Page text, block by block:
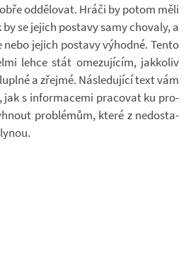
od­dě­lo­vat. Hráči by potom měli
se je­jich po­stavy samy cho­valy, a
je­jich po­stavy vý­hodné. Tento
lehce stát ome­zu­jí­cím, jak­ko­liv
a zřejmé. Ná­sle­du­jící text vám
jak s in­for­ma­cemi pra­co­vat ku pro­
pro­blé­mům, které z ne­do­sta­